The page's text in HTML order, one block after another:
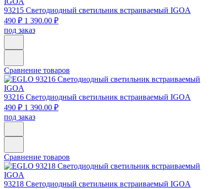
93215 Светодиодный светильник встраиваемый IGOA
490 ₽ 1 390.00 ₽
под заказ
Сравнение товаров
93216 Светодиодный светильник встраиваемый IGOA
490 ₽ 1 390.00 ₽
под заказ
Сравнение товаров
93218 Светодиодный светильник встраиваемый IGOA